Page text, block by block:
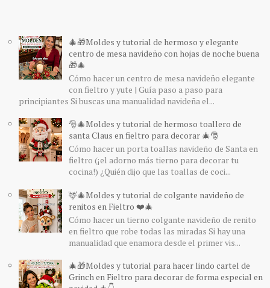
🎄🎁Moldes y tutorial de hermoso y elegante
centro de mesa navideño con hojas de noche buena
🎁🎄
Cómo hacer un centro de mesa navideño elegante
con fieltro y yute | Guía paso a paso para
principiantes Si buscas una manualidad navideña el...
🎅🎄Moldes y tutorial de hermoso toallero de
santa Claus en fieltro para decorar 🎄🎅
Cómo hacer un porta toallas navideño de Santa en
fieltro (¡el adorno más tierno para decorar tu
cocina!) ¿Quién dijo que las toallas de coci...
🦌🎄Moldes y tutorial de colgante navideño de
renitos en Fieltro ❤️🎄
Cómo hacer un tierno colgante navideño de renito
en fieltro que robe todas las miradas Si hay una
manualidad que enamora desde el primer vis...
🎄🎁Moldes y tutorial para hacer lindo cartel de
Grinch en Fieltro para decorar de forma especial en